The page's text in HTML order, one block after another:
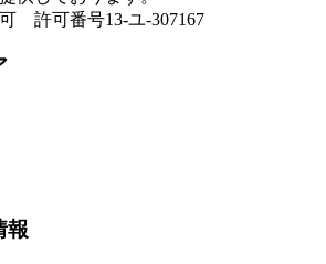
許可番号13-ユ-307167
報